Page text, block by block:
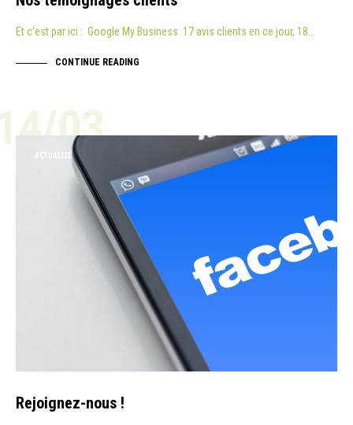
Et c’est par ici : Google My Business 17 avis clients en ce jour, 18…
CONTINUE READING
03
ACTUALITÉ
Rejoignez-nous !